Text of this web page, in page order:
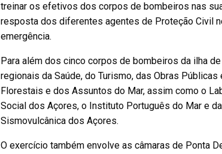
treinar os efetivos dos corpos de bombeiros nas
resposta dos diferentes agentes de Proteção Civil
emergência.
Para além dos cinco corpos de bombeiros da ilha
regionais da Saúde, do Turismo, das Obras
Florestais e dos Assuntos do Mar, assim como o
Social dos Açores, o Instituto Português do Mar e
Sismovulcânica dos Açores.
O exercício também envolve as câmaras de Ponta